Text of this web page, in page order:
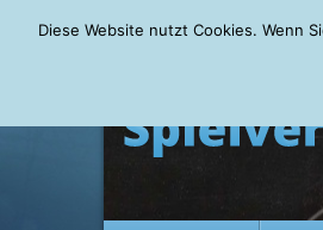
Saturday, 08.08.2026
Diese Website nutzt Cookies. Wenn